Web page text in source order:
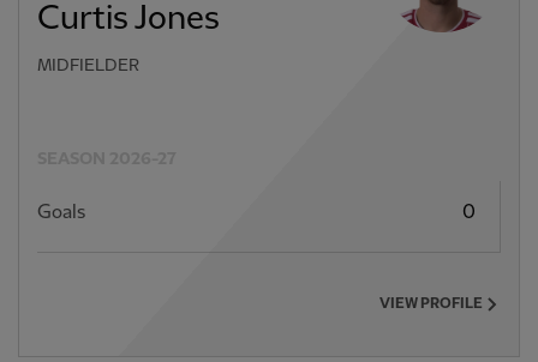
Curtis Jones
MIDFIELDER
Goals 0
VIEW PROFILE